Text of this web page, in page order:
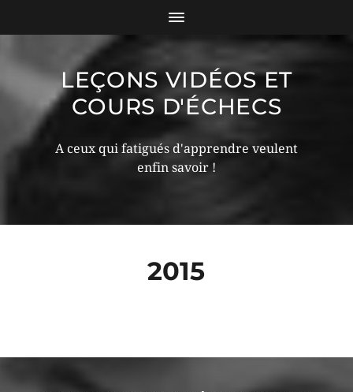
LEÇONS VIDÉOS ET
COURS D'ÉCHECS
A ceux qui fatigués d'apprendre veulent
enfin savoir !
2015